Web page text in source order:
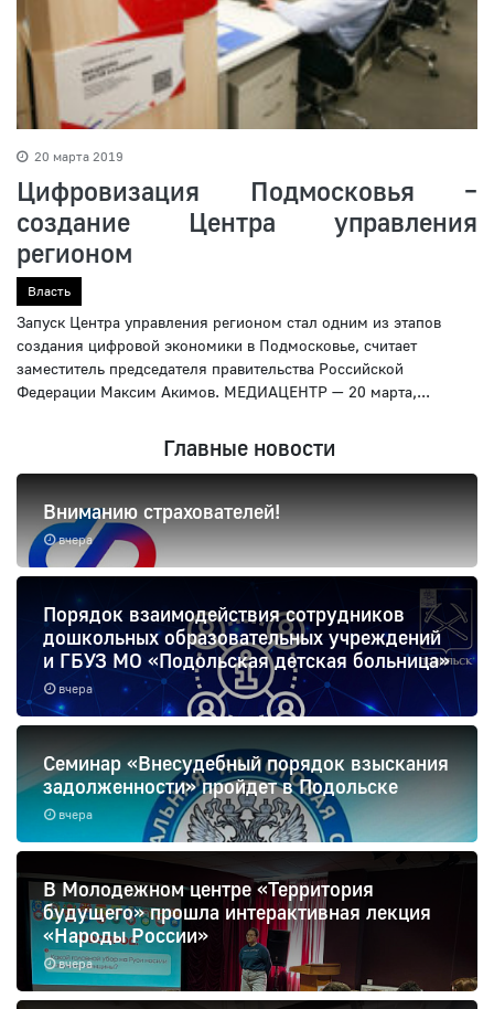
20 марта 2019
Цифровизация Подмосковья –
создание Центра управления
регионом
Власть
Запуск Центра управления регионом стал одним из этапов
создания цифровой экономики в Подмосковье, считает
заместитель председателя правительства Российской
Федерации Максим Акимов. МЕДИАЦЕНТР — 20 марта,...
Главные новости
вчера
Вниманию страхователей!
вчера
Порядок взаимодействия сотрудников
дошкольных образовательных учреждений
и ГБУЗ МО «Подольская детская больница»
вчера
Семинар «Внесудебный порядок взыскания
задолженности» пройдет в Подольске
вчера
В Молодежном центре «Территория
будущего» прошла интерактивная лекция
«Народы России»